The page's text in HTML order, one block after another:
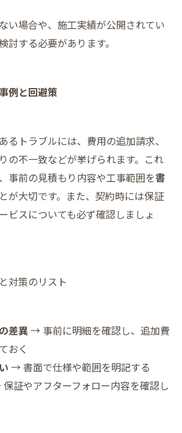
い場合や、施工実績が公開されてい
討する必要があります。
例と回避策
るトラブルには、費用の追加請求、
の不一致などが挙げられます。これ
事前の見積もり内容や工事範囲を書
が大切です。また、契約時には保証
ビスについても必ず確認しましょ
対策のリスト
差異→ 事前に明細を確認し、追加費
おく
→ 書面で仕様や範囲を明記する
証やアフターフォロー内容を確認し